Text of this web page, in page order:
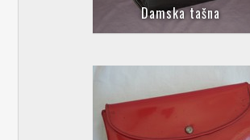
Damska tašna